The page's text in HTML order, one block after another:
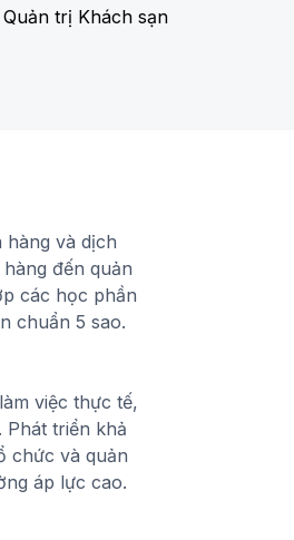
trị Khách sạn
hàng và dịch
đến quản
các học phần
chuẩn 5 sao.
việc thực tế,
Phát triển khả
chức và quản
áp lực cao.